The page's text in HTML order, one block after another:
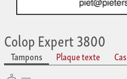
Colop Expert 3800
Tampons Plaque texte